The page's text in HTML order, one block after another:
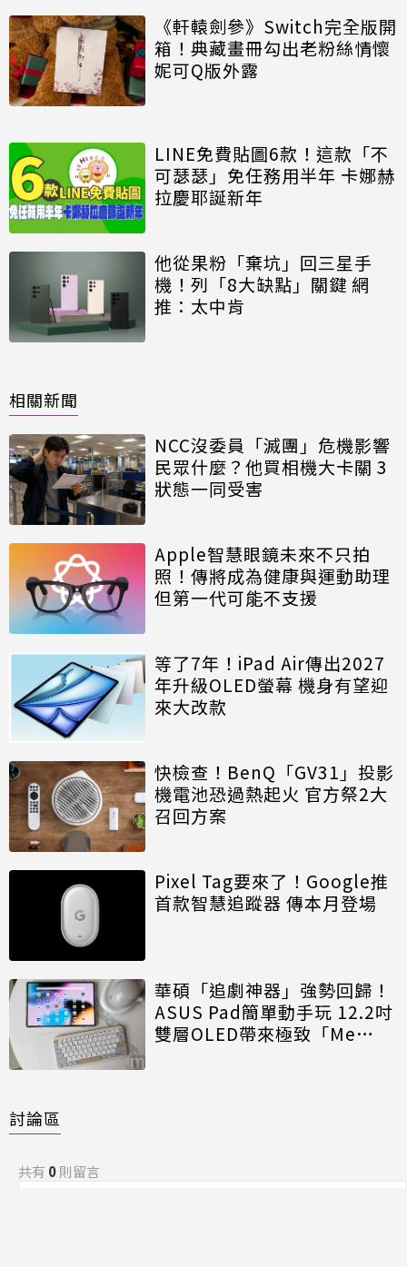
《軒轅劍參》Switch完全版開
箱！典藏畫冊勾出老粉絲情懷
妮可Q版外露
LINE免費貼圖6款！這款「不
可瑟瑟」免任務用半年 卡娜赫
拉慶耶誕新年
他從果粉「棄坑」回三星手
機！列「8大缺點」關鍵 網
推：太中肯
相關新聞
NCC沒委員「滅團」危機影響
民眾什麼？他買相機大卡關 3
狀態一同受害
Apple智慧眼鏡未來不只拍
照！傳將成為健康與運動助理
但第一代可能不支援
等了7年！iPad Air傳出2027
年升級OLED螢幕 機身有望迎
來大改款
快檢查！BenQ「GV31」投影
機電池恐過熱起火 官方祭2大
召回方案
Pixel Tag要來了！Google推
首款智慧追蹤器 傳本月登場
華碩「追劇神器」強勢回歸！
ASUS Pad簡單動手玩 12.2吋
雙層OLED帶來極致「Me
討論區
共有 0則留言